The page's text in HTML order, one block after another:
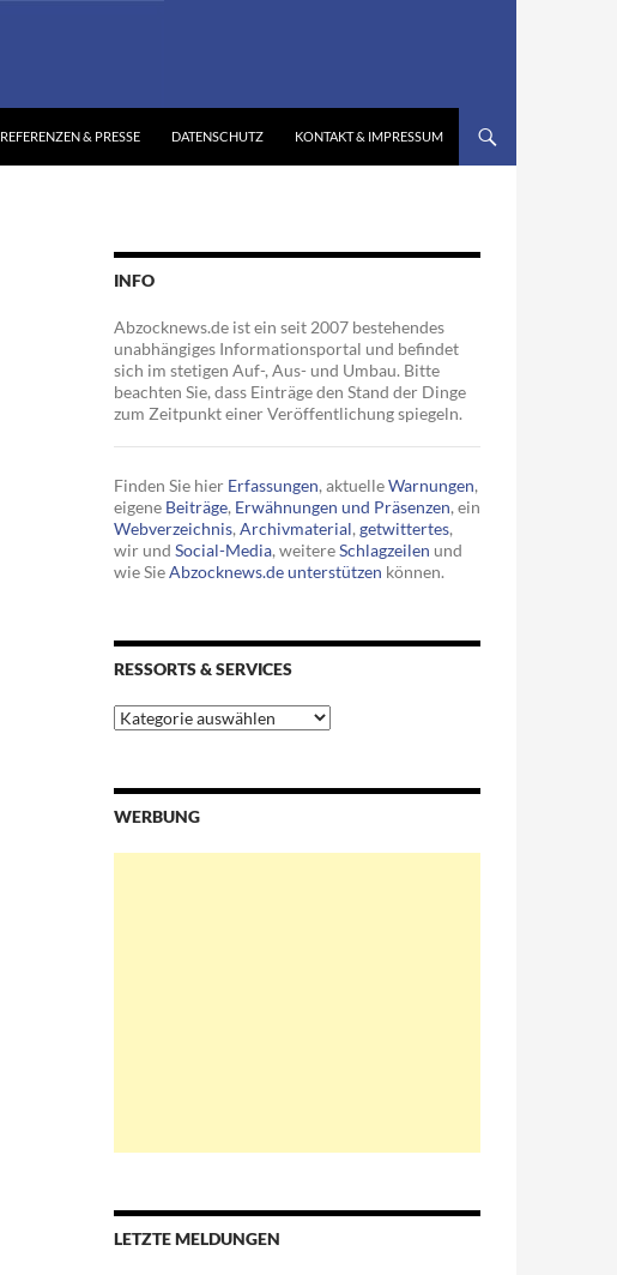
REFERENZEN & PRESSE DATENSCHUTZ KONTAKT & IMPRESSUM
INFO
Abzocknews.de ist ein seit 2007 bestehendes
unabhängiges Informationsportal und befindet
sich im stetigen Auf-, Aus- und Umbau. Bitte
beachten Sie, dass Einträge den Stand der Dinge
zum Zeitpunkt einer Veröffentlichung spiegeln.
Finden Sie hier Erfassungen, aktuelleWarnungen,
eigene Beiträge, Erwähnungen und Präsenzen, ein
Webverzeichnis, Archivmaterial, getwittertes,
wir und Social-Media, weitereSchlagzeilen und
wie SieAbzocknews.de unterstützen können.
RESSORTS & SERVICES
Ressorts
&
WERBUNG
LETZTE MELDUNGEN